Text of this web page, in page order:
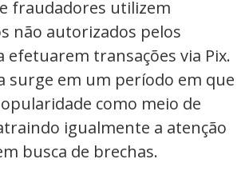
fraudadores utilizem
não autorizados pelos
efetuarem transações via Pix.
surge em um período em que
como meio de
igualmente a atenção
busca de brechas.